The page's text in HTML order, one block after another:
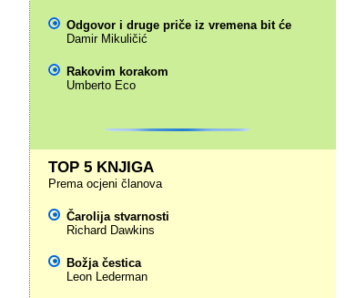
Odgovor i druge priče iz vremena bit će
Damir Mikuličić
Rakovim korakom
Umberto Eco
TOP 5 KNJIGA
Prema ocjeni članova
Čarolija stvarnosti
Richard Dawkins
Božja čestica
Leon Lederman